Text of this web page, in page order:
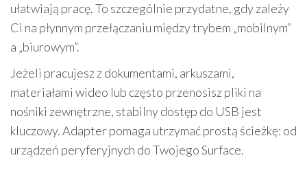
ułatwiają pracę. To szczególnie przydatne, gdy zależy
Ci na płynnym przełączaniu między trybem „mobilnym”
a „biurowym”.
Jeżeli pracujesz z dokumentami, arkuszami,
materiałami wideo lub często przenosisz pliki na
nośniki zewnętrzne, stabilny dostęp do USB jest
kluczowy. Adapter pomaga utrzymać prostą ścieżkę: od
urządzeń peryferyjnych do Twojego Surface.